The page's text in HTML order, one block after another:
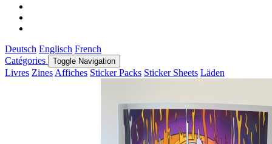
Deutsch Englisch French
Catégories
Toggle Navigation
Livres Zines Affiches Sticker Packs Sticker Sheets Läden